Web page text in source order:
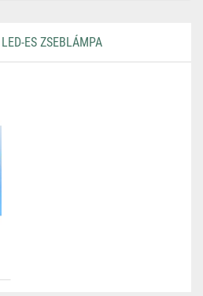
ES ZSEBLÁMPA